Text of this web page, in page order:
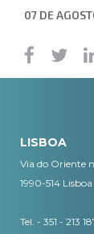
07 DE
LISBOA
Via do Oriente
1990-514 Lisboa
Tel. - 351 - 213